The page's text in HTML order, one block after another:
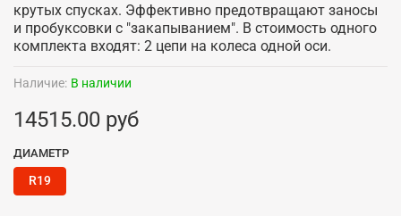
Наличие: В наличии
14515.00 руб
ДИАМЕТР
R19
крутых спусках. Эффективно предотвращают заносы
и пробуксовки с "закапыванием". В стоимость одного
комплекта входят: 2 цепи на колеса одной оси.